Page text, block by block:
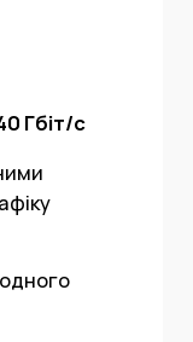
Гбіт/с